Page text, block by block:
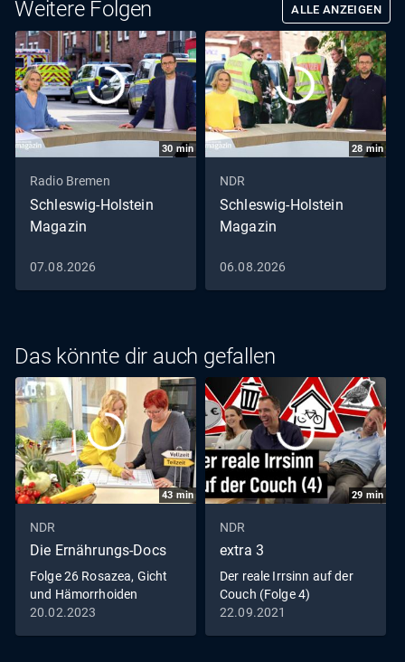
Weitere Folgen ALLE ANZEIGEN
30 min
Radio Bremen
Schleswig-Holstein
Magazin
07.08.2026
28 min
NDR
Schleswig-Holstein
Magazin
06.08.2026
Das könnte dir auch gefallen
43min
NDR
Die Ernährungs-Docs
Folge 26 Rosazea, Gicht
und Hämorrhoiden
20.02.2023
29 min
NDR
extra 3
Der reale Irrsinn auf der
Couch (Folge 4)
22.09.2021